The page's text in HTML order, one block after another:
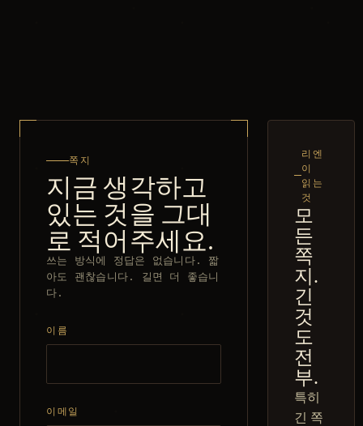
쪽지
지금 생각하고
있는 것을 그대
로 적어주세요.
쓰는 방식에 정답은 없습니다. 짧
아도 괜찮습니다. 길면 더 좋습니
다.
이름
이메일
리엔
이
읽는
것
모
든
쪽
지.
긴
것
도
전
부.
특히
긴 쪽